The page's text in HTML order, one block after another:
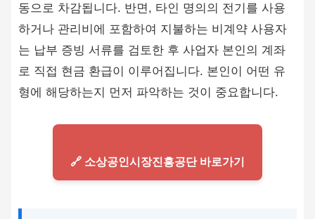
동으로 차감됩니다. 반면, 타인 명의의 전기를 사용
하거나 관리비에 포함하여 지불하는 비계약 사용자
는 납부 증빙 서류를 검토한 후 사업자 본인의 계좌
로 직접 현금 환급이 이루어집니다. 본인이 어떤 유
형에 해당하는지 먼저 파악하는 것이 중요합니다.
🔗 소상공인시장진흥공단 바로가기